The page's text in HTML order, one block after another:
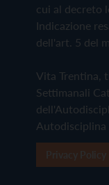
cui al decreto
Indicazione
dell'art. 5 del
Vita Trentina,
Settimanali
Autodisciplina